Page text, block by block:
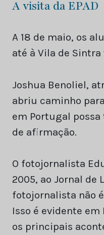
A visita da EPAD
A 18 de maio, os
até à Vila de
Joshua Benoliel,
abriu caminho
em Portugal possa
de afirmação.
O fotojornalista
2005, ao Jornal de
fotojornalista não
Isso é evidente
os principais